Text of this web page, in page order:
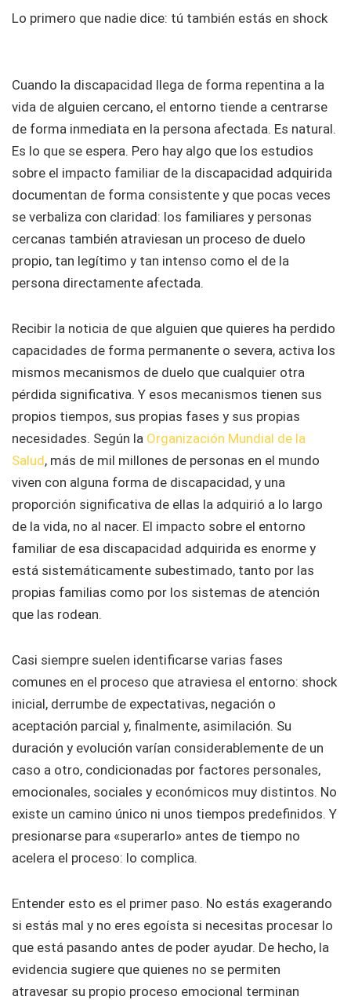
Lo primero que nadie dice: tú también estás en shock
Cuando la discapacidad llega de forma repentina a la
vida de alguien cercano, el entorno tiende a centrarse
de forma inmediata en la persona afectada. Es natural.
Es lo que se espera. Pero hay algo que los estudios
sobre el impacto familiar de la discapacidad adquirida
documentan de forma consistente y que pocas veces
se verbaliza con claridad: los familiares y personas
cercanas también atraviesan un proceso de duelo
propio, tan legítimo y tan intenso como el de la
persona directamente afectada.
Recibir la noticia de que alguien que quieres ha perdido
capacidades de forma permanente o severa, activa los
mismos mecanismos de duelo que cualquier otra
pérdida significativa. Y esos mecanismos tienen sus
propios tiempos, sus propias fases y sus propias
necesidades. Según la Organización Mundial de la
Salud, más de mil millones de personas en el mundo
viven con alguna forma de discapacidad, y una
proporción significativa de ellas la adquirió a lo largo
de la vida, no al nacer. El impacto sobre el entorno
familiar de esa discapacidad adquirida es enorme y
está sistemáticamente subestimado, tanto por las
propias familias como por los sistemas de atención
que las rodean.
Casi siempre suelen identificarse varias fases
comunes en el proceso que atraviesa el entorno: shock
inicial, derrumbe de expectativas, negación o
aceptación parcial y, finalmente, asimilación. Su
duración y evolución varían considerablemente de un
caso a otro, condicionadas por factores personales,
emocionales, sociales y económicos muy distintos. No
existe un camino único ni unos tiempos predefinidos. Y
presionarse para «superarlo» antes de tiempo no
acelera el proceso: lo complica.
Entender esto es el primer paso. No estás exagerando
si estás mal y no eres egoísta si necesitas procesar lo
que está pasando antes de poder ayudar. De hecho, la
evidencia sugiere que quienes no se permiten
atravesar su propio proceso emocional terminan